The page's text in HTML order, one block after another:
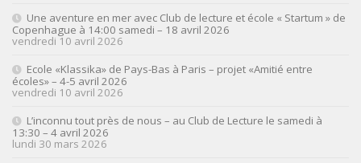
Une aventure en mer avec Club de lecture et école « Startum » de
Copenhague à 14:00 samedi – 18 avril 2026
vendredi 10 avril 2026
Ecole «Klassika» de Pays-Bas à Paris – projet «Amitié entre
écoles» – 4-5 avril 2026
vendredi 10 avril 2026
L’inconnu tout près de nous – au Club de Lecture le samedi à
13:30 – 4 avril 2026
lundi 30 mars 2026